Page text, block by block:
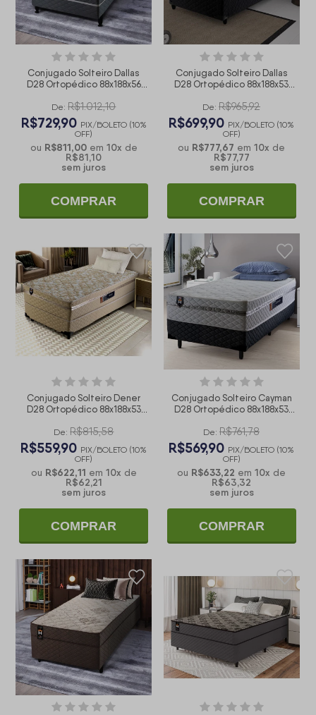
Conjugado Solteiro Dallas
D28 Ortopédico 88x188x56
De: R$1.012,10
R$729,90 PIX/BOLETO (10%
OFF)
ou R$811,00em 10x de
R$81,10
sem juros
COMPRAR
Conjugado Solteiro Dallas
D28 Ortopédico 88x188x53
De: R$965,92
R$699,90 PIX/BOLETO (10%
OFF)
ou R$777,67 em10x de
R$77,77
sem juros
COMPRAR
Conjugado Solteiro Dener
D28 Ortopédico 88x188x53
De: R$815,58
R$559,90 PIX/BOLETO (10%
OFF)
ou R$622,11 em 10x de
R$62,21
sem juros
COMPRAR
Conjugado Solteiro Cayman
D28 Ortopédico 88x188x53
De: R$761,78
R$569,90 PIX/BOLETO (10%
OFF)
ou R$633,22 em10x de
R$63,32
sem juros
COMPRAR